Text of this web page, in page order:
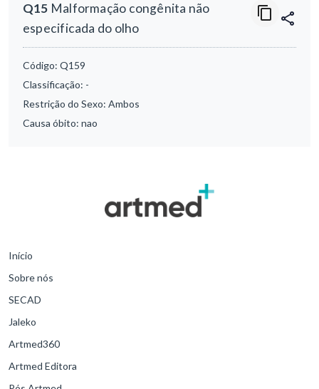
Q15 Malformação congênita não
especificada do olho
Código: Q159
Classificação: -
Restrição do Sexo: Ambos
Causa óbito: nao
Início
Sobre nós
SECAD
Jaleko
Artmed360
Artmed Editora